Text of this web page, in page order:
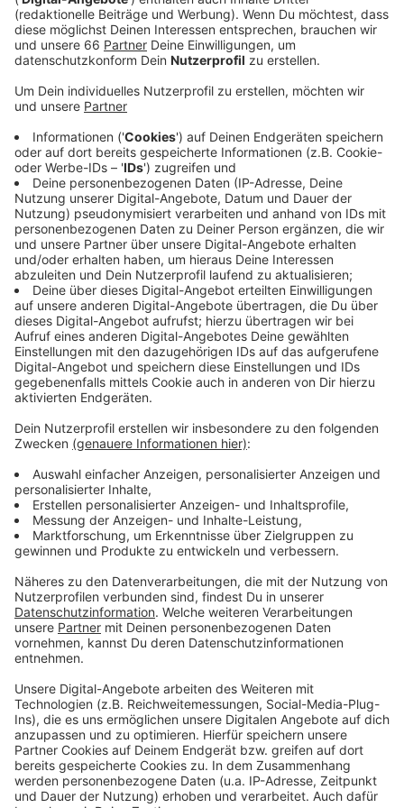
Tierschützer und Demonstranten für bezahlbaren
Wohnraum waren unterwegs.
Veröffentlicht:Montag, 10.10.2022 06:23
Anzeige
Mit 1000 Demonstranten hatten die Organisatoren der
Iran-Demo gerechnet, es wurden am Ende mehrere
tausend. Entsprechend kam es am Rande der
Demonstrationsstrecke zwischen Hauptbahnhof und
Landtag immer wieder zu Staus und Sperrungen.
Deutlich weniger Menschen demonstrierten gegen
Tierversuche an der Düsseldorfer Uni. Die Polizei
zählte knapp 100. Am Schadowplatz kamen Mitglieder
des deutschen Gewerkschaftsbundes, des
Mietervereins und des Bündnisses für bezahlbaren
Wohnraum zusammen, um gegen Mieterhöhungen in
Anzeige
Weitere Infos und Links zum Thema
Anzeige
So berichtet die Polizei:
Anzeige
Anzeige